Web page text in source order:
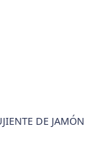
DE JAMÓN